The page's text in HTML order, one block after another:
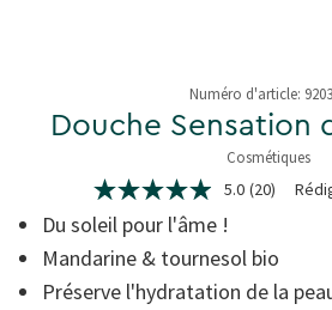
Numéro d'article:
Douche Sensation
Cosmétiques
5 de 5 étoiles
5.0
étoiles
sur
5,
de
5.0 (20)
Du soleil pour l'âme !
Mandarine & tournesol bio
Préserve l'hydratation de la